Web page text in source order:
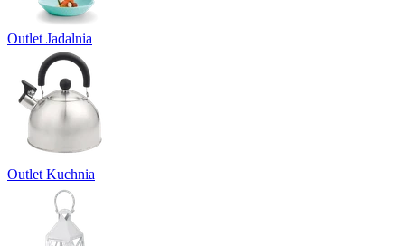
Outlet Jadalnia
Outlet Kuchnia